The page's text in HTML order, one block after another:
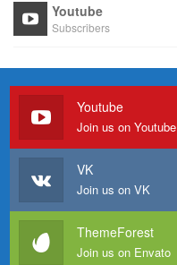
Youtube
Subscribers
Youtube
Join us on Youtube
VK
Join us on VK
ThemeForest
Join us on Envato